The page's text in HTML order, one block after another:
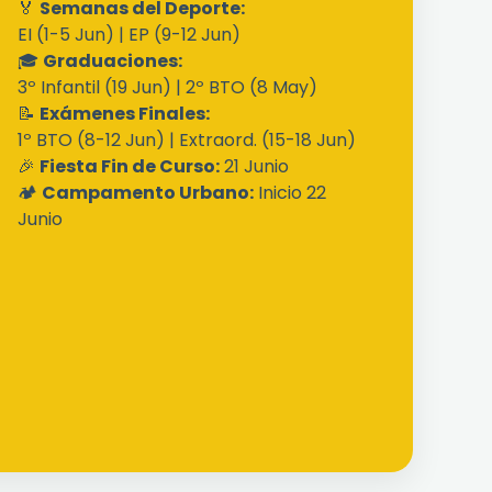
🏅 Semanas del Deporte:
EI (1-5 Jun) | EP (9-12 Jun)
🎓 Graduaciones:
3º Infantil (19 Jun) | 2º BTO (8 May)
📝 Exámenes Finales:
1º BTO (8-12 Jun) | Extraord. (15-18 Jun)
🎉 Fiesta Fin de Curso:21 Junio
🏕️ Campamento Urbano: Inicio 22
Junio